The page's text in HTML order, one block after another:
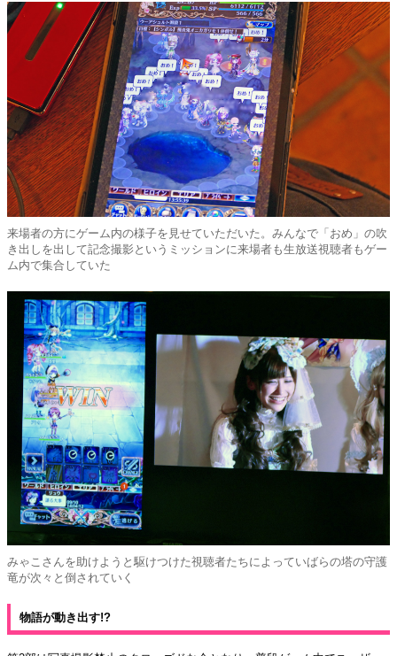
来場者の方にゲーム内の様子を見せていただいた。みんなで「おめ」の吹
き出しを出して記念撮影というミッションに来場者も生放送視聴者もゲー
ム内で集合していた
みゃこさんを助けようと駆けつけた視聴者たちによっていばらの塔の守護
竜が次々と倒されていく
物語が動き出す!?